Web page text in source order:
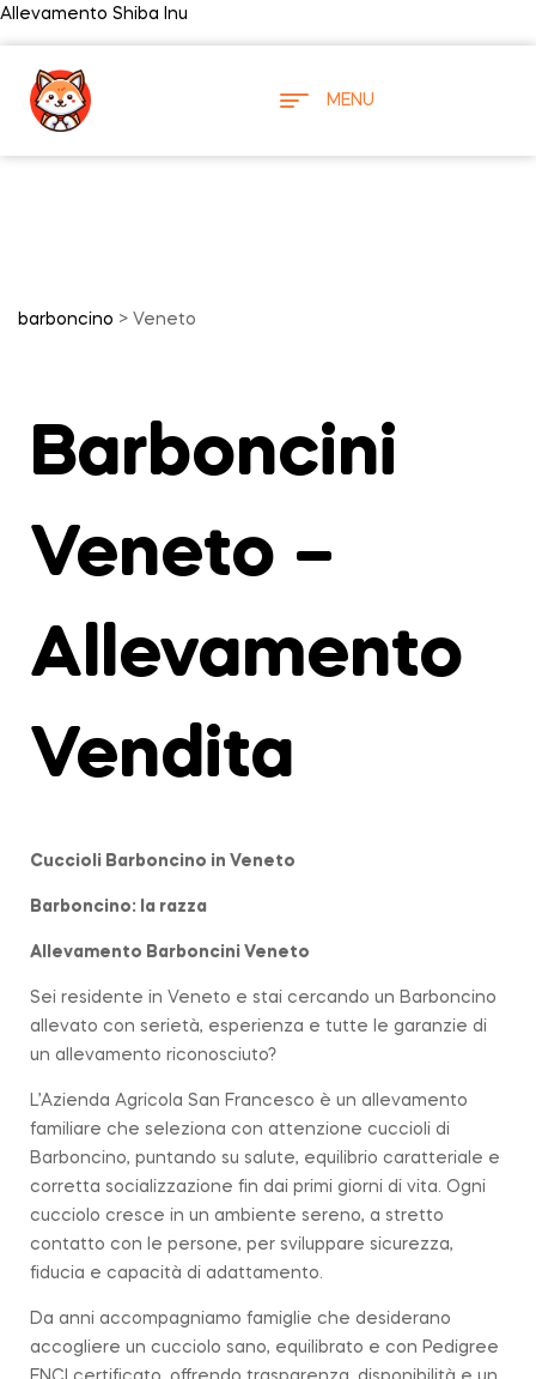
Allevamento Shiba Inu
MENU
barboncino > Veneto
Barboncini
Veneto –
Allevamento
Vendita
Cuccioli Barboncino in Veneto
Barboncino: la razza
Allevamento Barboncini Veneto
Sei residente in Veneto e stai cercando un Barboncino
allevato con serietà, esperienza e tutte le garanzie di
un allevamento riconosciuto?
L’Azienda Agricola San Francesco è un allevamento
familiare che seleziona con attenzione cuccioli di
Barboncino, puntando su salute, equilibrio caratteriale e
corretta socializzazione fin dai primi giorni di vita. Ogni
cucciolo cresce in un ambiente sereno, a stretto
contatto con le persone, per sviluppare sicurezza,
fiducia e capacità di adattamento.
Da anni accompagniamo famiglie che desiderano
accogliere un cucciolo sano, equilibrato e con Pedigree